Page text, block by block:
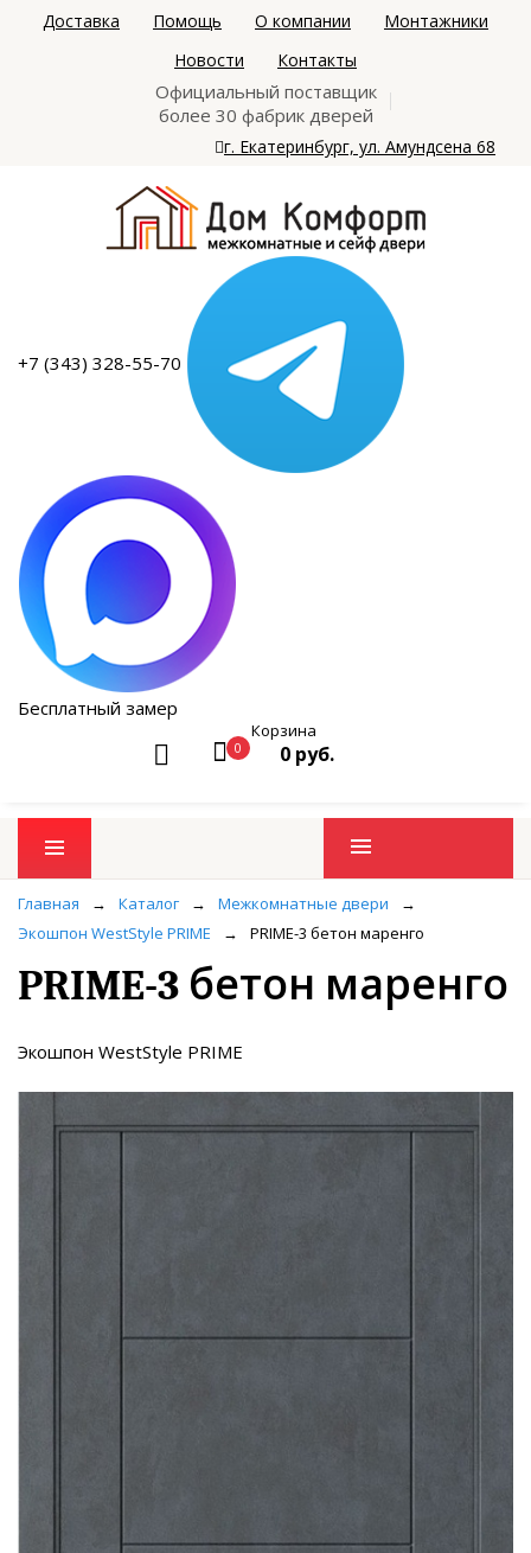
Доставка Помощь О компании
Монтажники
Новости
Контакты
Официальный поставщик
более 30 фабрик дверей
г. Екатеринбург, ул. Амундсена 68
+7 (343) 328-55-70
Бесплатный замер
0
Корзина
0 руб.
Промо товары
Главная → Каталог → Межкомнатные двери
→
Экошпон WestStyle PRIME
→ PRIME-3 бетон маренго
PRIME-3 бетон маренго
Экошпон WestStyle PRIME